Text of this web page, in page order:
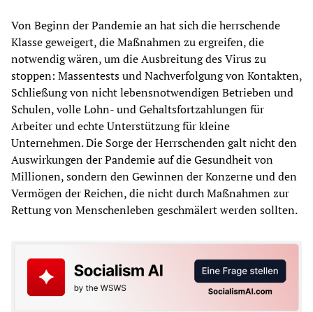
Von Beginn der Pandemie an hat sich die herrschende
Klasse geweigert, die Maßnahmen zu ergreifen, die
notwendig wären, um die Ausbreitung des Virus zu
stoppen: Massentests und Nachverfolgung von Kontakten,
Schließung von nicht lebensnotwendigen Betrieben und
Schulen, volle Lohn- und Gehaltsfortzahlungen für
Arbeiter und echte Unterstützung für kleine
Unternehmen. Die Sorge der Herrschenden galt nicht den
Auswirkungen der Pandemie auf die Gesundheit von
Millionen, sondern den Gewinnen der Konzerne und den
Vermögen der Reichen, die nicht durch Maßnahmen zur
Rettung von Menschenleben geschmälert werden sollten.